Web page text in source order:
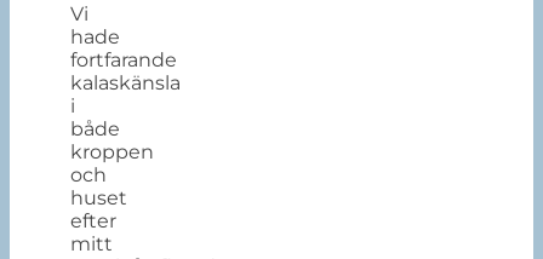
Vi
hade
fortfarande
kalaskänsla
i
både
kroppen
och
huset
efter
mitt